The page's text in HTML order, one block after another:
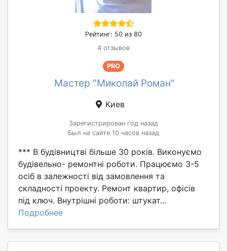
Рейтинг: 50 из 80
4 отзывов
PRO
Мастер "Миколай Роман"
Киев
Зарегистрирован год назад
Был на сайте 10 часов назад
*** В будівництві більше 30 років. Виконуємо
будівельно- ремонтні роботи. Працюємо 3-5
осіб в залежності від замовлення та
складності проекту. Ремонт квартир, офісів
під ключ. Внутрішні роботи: штукат...
Подробнее